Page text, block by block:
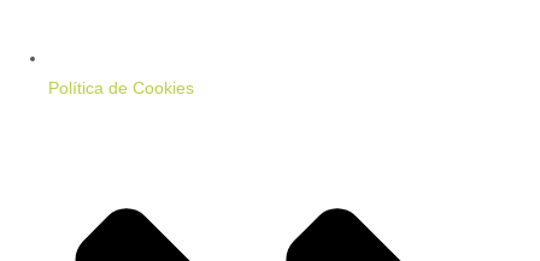
Política de Cookies